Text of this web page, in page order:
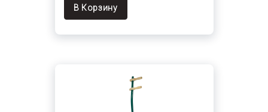
В Корзину